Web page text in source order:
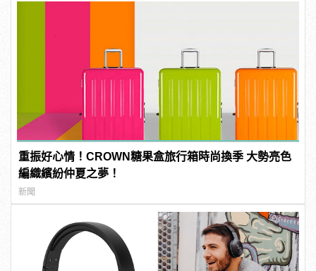
重振好心情！CROWN糖果盒旅行箱時尚換季 大勢亮色
編織繽紛仲夏之夢！
新聞